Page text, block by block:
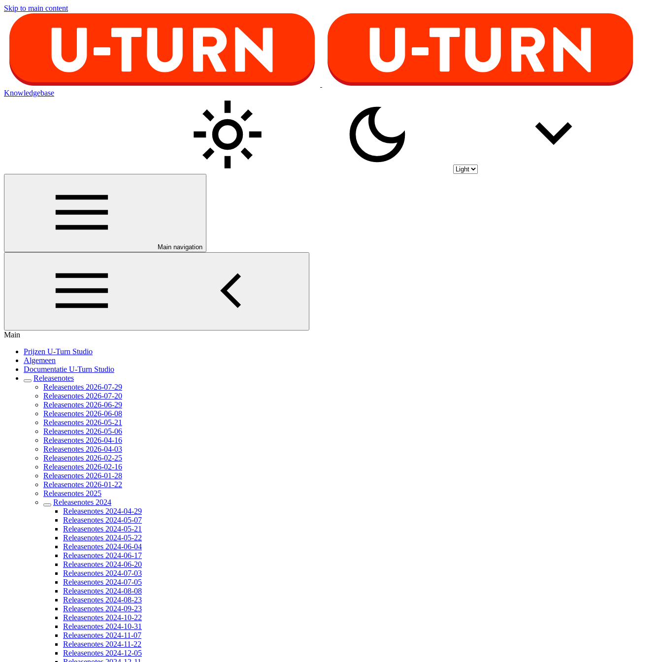
Skip to main content
Knowledgebase
Main navigation
Main
Prijzen U-Turn Studio
Algemeen
Documentatie U-Turn Studio
Releasenotes
Releasenotes 2026-07-29
Releasenotes 2026-07-20
Releasenotes 2026-06-29
Releasenotes 2026-06-08
Releasenotes 2026-05-21
Releasenotes 2026-05-06
Releasenotes 2026-04-16
Releasenotes 2026-04-03
Releasenotes 2026-02-25
Releasenotes 2026-02-16
Releasenotes 2026-01-28
Releasenotes 2026-01-22
Releasenotes 2025
Releasenotes 2024
Releasenotes 2024-04-29
Releasenotes 2024-05-07
Releasenotes 2024-05-21
Releasenotes 2024-05-22
Releasenotes 2024-06-04
Releasenotes 2024-06-17
Releasenotes 2024-06-20
Releasenotes 2024-07-03
Releasenotes 2024-07-05
Releasenotes 2024-08-08
Releasenotes 2024-08-23
Releasenotes 2024-09-23
Releasenotes 2024-10-22
Releasenotes 2024-10-31
Releasenotes 2024-11-07
Releasenotes 2024-11-22
Releasenotes 2024-12-05